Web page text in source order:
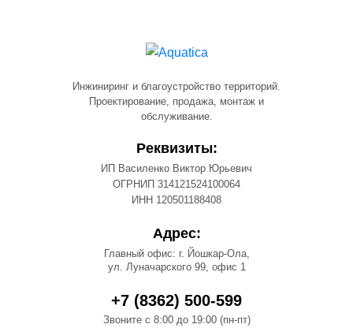
Инжиниринг и благоустройство территорий.
Проектирование, продажа, монтаж и
обслуживание.
Реквизиты:
ИП Василенко Виктор Юрьевич
ОГРНИП 314121524100064
ИНН 120501188408
Адрес:
Главный офис: г. Йошкар-Ола,
ул. Луначарского 99, офис 1
+7 (8362) 500-599
Звоните с 8:00 до 19:00 (пн-пт)